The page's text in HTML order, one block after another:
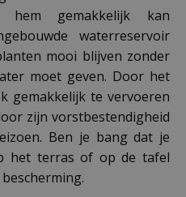
gemakkelijk kan
waterreservoir
mooi blijven zonder
moet geven. Door het
gemakkelijk te vervoeren
zijn vorstbestendigheid
Ben je bang dat je
het terras of op de tafel